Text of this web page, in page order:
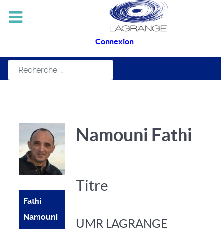
Connexion
Rechercher
Fathi
Namouni
Namouni Fathi
Titre
UMR LAGRANGE